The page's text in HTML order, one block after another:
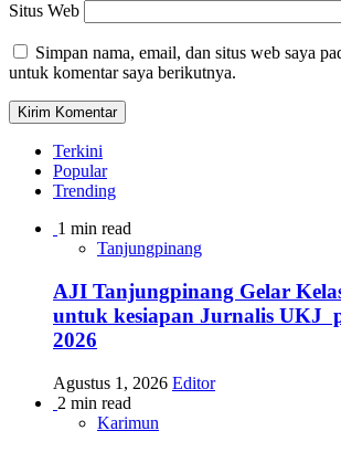
Situs Web
Simpan nama, email, dan situs web saya
untuk komentar saya berikutnya.
Terkini
Popular
Trending
1 min read
Tanjungpinang
AJI Tanjungpinang Gelar
untuk kesiapan Jurnalis UKJ
2026
Agustus 1, 2026 Editor
2 min read
Karimun